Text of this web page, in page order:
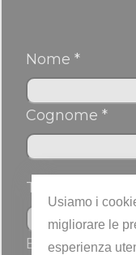
Nome *
Cognome *
Telefono
Email *
Usiamo i
migliorare le
esperienza